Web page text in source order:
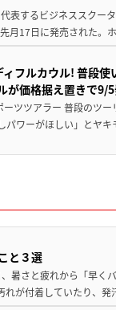
表するビジネススクー
月17日に発売された
フルカウル! 普段
が価格据え置きで9/
ツツアラー 普段のツ
ワーがほしい」とヤ
と３選
暑さと疲れから「早く
れが付着していたり、